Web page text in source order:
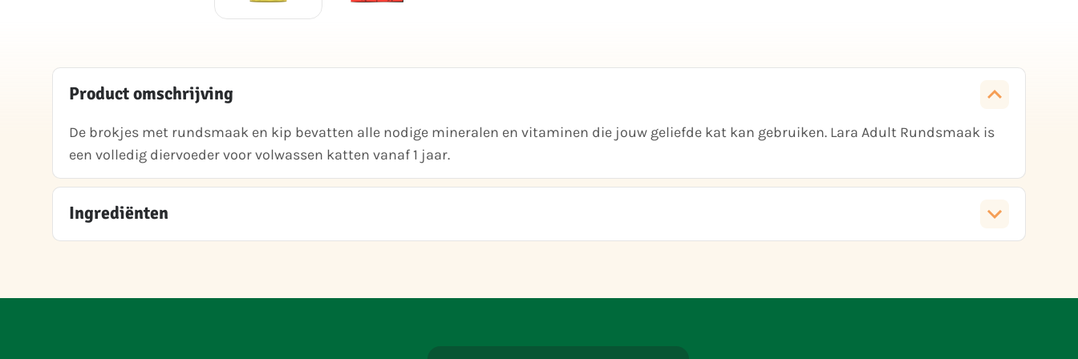
Product omschrijving
De brokjes met rundsmaak en kip bevatten alle nodige mineralen en vitaminen die jouw geliefde kat kan gebruiken. Lara Adult Rundsmaak is
een volledig diervoeder voor volwassen katten vanaf 1 jaar.
Ingrediënten